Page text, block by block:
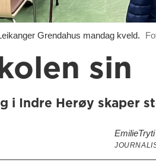
Grendahus mandag kveld.
sin
i Indre Herøy skaper
EmilieTryti